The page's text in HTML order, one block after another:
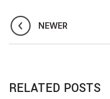
NEWER
RELATED POSTS